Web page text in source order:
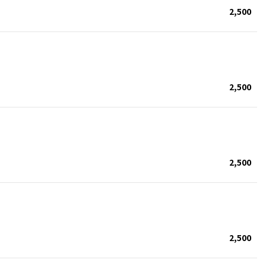
2,500
2,500
2,500
2,500